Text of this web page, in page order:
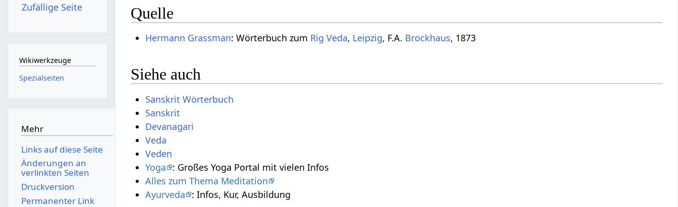
Quelle
Hermann Grassman: Wörterbuch zum Rig Veda, Leipzig, F.A. Brockhaus, 1873
Siehe auch
Sanskrit Wörterbuch
Sanskrit
Devanagari
Veda
Veden
Yoga
: Großes Yoga Portal mit vielen Infos
Alles zum Thema Meditation
Ayurveda
: Infos, Kur, Ausbildung
Zufällige Seite
Wikiwerkzeuge
Spezialseiten
Mehr
Links auf diese Seite
Änderungen an
verlinkten Seiten
Druckversion
Permanenter Link